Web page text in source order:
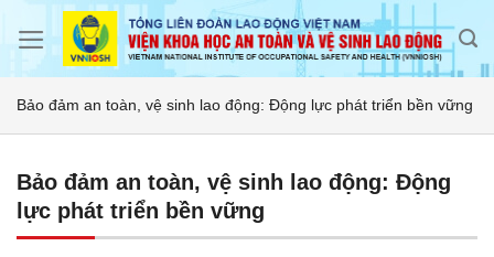
Bảo đảm an toàn, vệ sinh lao động: Động lực phát triển bền vững
Bảo đảm an toàn, vệ sinh lao động: Động
lực phát triển bền vững